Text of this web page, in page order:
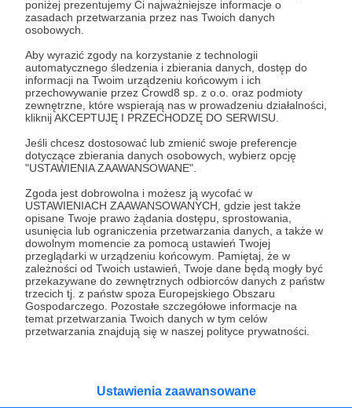
poniżej prezentujemy Ci najważniejsze informacje o
zasadach przetwarzania przez nas Twoich danych
osobowych.
Aby wyrazić zgody na korzystanie z technologii
automatycznego śledzenia i zbierania danych, dostęp do
informacji na Twoim urządzeniu końcowym i ich
przechowywanie przez Crowd8 sp. z o.o. oraz podmioty
zewnętrzne, które wspierają nas w prowadzeniu działalności,
kliknij AKCEPTUJĘ I PRZECHODZĘ DO SERWISU.
Jeśli chcesz dostosować lub zmienić swoje preferencje
dotyczące zbierania danych osobowych, wybierz opcję
"USTAWIENIA ZAAWANSOWANE".
Zgoda jest dobrowolna i możesz ją wycofać w
USTAWIENIACH ZAAWANSOWANYCH, gdzie jest także
opisane Twoje prawo żądania dostępu, sprostowania,
usunięcia lub ograniczenia przetwarzania danych, a także w
dowolnym momencie za pomocą ustawień Twojej
przeglądarki w urządzeniu końcowym. Pamiętaj, że w
zależności od Twoich ustawień, Twoje dane będą mogły być
przekazywane do zewnętrznych odbiorców danych z państw
trzecich tj. z państw spoza Europejskiego Obszaru
Gospodarczego. Pozostałe szczegółowe informacje na
temat przetwarzania Twoich danych w tym celów
przetwarzania znajdują się w naszej polityce prywatności.
Ustawienia zaawansowane
Dołącz do grona Patronów!
Wesprzyj działalność Autoraohistorie.eujuż teraz!
Zostań Patronem